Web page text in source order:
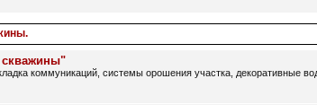
коммуникаций, системы орошения участка, декоративные